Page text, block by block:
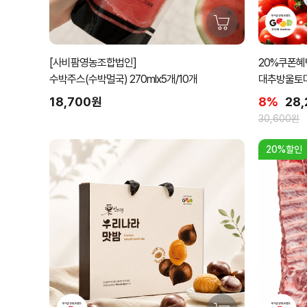
[사비팜영농조합법인]
수박주스(수박멀국) 270mlx5개/10개
18,700원
20%쿠폰
대추방울토
8%
30,600원
20%할인